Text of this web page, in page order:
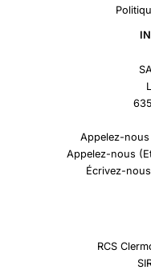
Appelez-
Appelez-nous
Écrivez-
RCS